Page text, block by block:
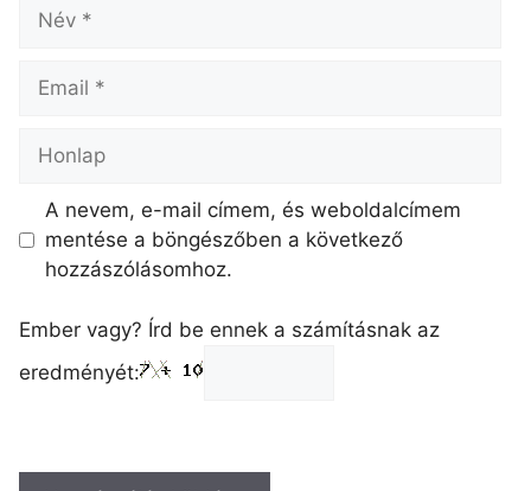
A nevem, e-mail címem, és weboldalcímem
mentése a böngészőben a következő
hozzászólásomhoz.
Ember vagy? Írd be ennek a számításnak az
eredményét: